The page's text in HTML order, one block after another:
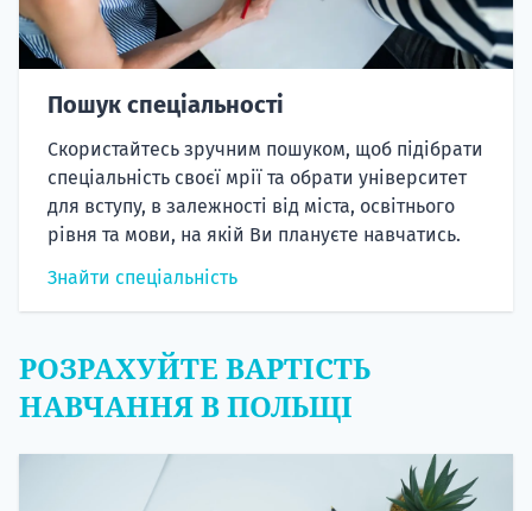
Пошук спеціальності
Скористайтесь зручним пошуком, щоб підібрати
спеціальність своєї мрії та обрати університет
для вступу, в залежності від міста, освітнього
рівня та мови, на якій Ви плануєте навчатись.
Знайти спеціальність
РОЗРАХУЙТЕ ВАРТІСТЬ
НАВЧАННЯ В ПОЛЬЩІ